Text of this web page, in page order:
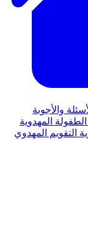
والأجوبة
الطفولة المهدوية
التقويم المهدوي